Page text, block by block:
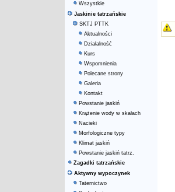
Wszystkie
Jaskinie tatrzańskie
SKTJ PTTK
Aktualności
Działalność
Kurs
Wspomnienia
Polecane strony
Galeria
Kontakt
Powstanie jaskiń
Krążenie wody w skałach
Nacieki
Morfologiczne typy
Klimat jaskiń
Powstanie jaskiń tatrz.
Zagadki tatrzańskie
Aktywny wypoczynek
Taternictwo